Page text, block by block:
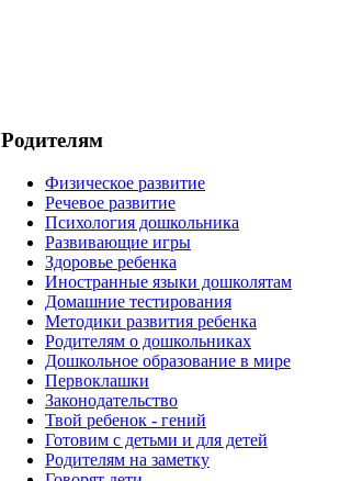
Родителям
Физическое развитие
Речевое развитие
Психология дошкольника
Развивающие игры
Здоровье ребенка
Иностранные языки дошколятам
Домашние тестирования
Методики развития ребенка
Родителям о дошкольниках
Дошкольное образование в мире
Первоклашки
Законодательство
Твой ребенок - гений
Готовим с детьми и для детей
Родителям на заметку